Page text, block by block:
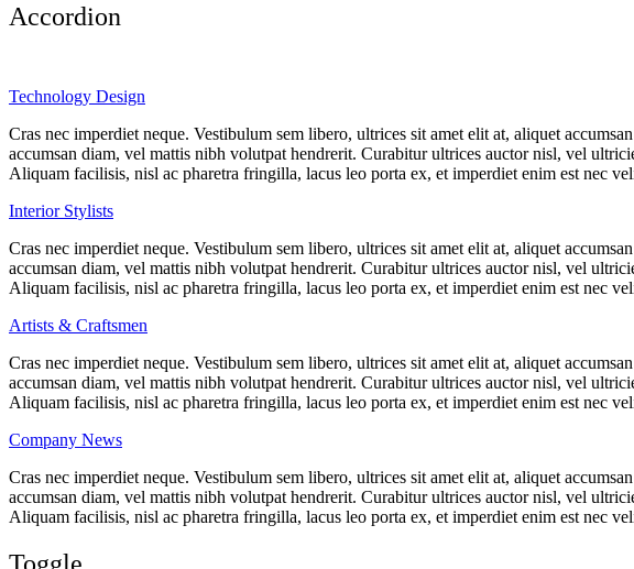
Accordion
Technology Design
Cras nec imperdiet neque. Vestibulum sem libero, ultrices sit amet elit at, aliquet
accumsan diam, vel mattis nibh volutpat hendrerit. Curabitur ultrices auctor nisl, vel
Aliquam facilisis, nisl ac pharetra fringilla, lacus leo porta ex, et imperdiet enim est nec
Interior Stylists
Cras nec imperdiet neque. Vestibulum sem libero, ultrices sit amet elit at, aliquet
accumsan diam, vel mattis nibh volutpat hendrerit. Curabitur ultrices auctor nisl, vel
Aliquam facilisis, nisl ac pharetra fringilla, lacus leo porta ex, et imperdiet enim est nec
Artists & Craftsmen
Cras nec imperdiet neque. Vestibulum sem libero, ultrices sit amet elit at, aliquet
accumsan diam, vel mattis nibh volutpat hendrerit. Curabitur ultrices auctor nisl, vel
Aliquam facilisis, nisl ac pharetra fringilla, lacus leo porta ex, et imperdiet enim est nec
Company News
Cras nec imperdiet neque. Vestibulum sem libero, ultrices sit amet elit at, aliquet
accumsan diam, vel mattis nibh volutpat hendrerit. Curabitur ultrices auctor nisl, vel
Aliquam facilisis, nisl ac pharetra fringilla, lacus leo porta ex, et imperdiet enim est nec
Toggle